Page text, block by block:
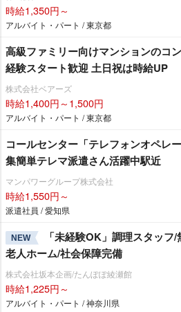
時給1,350円～
アルバイト・パート / 東京都
高級ファミリー向けマンションのコ
経験スタート歓迎 土日祝は時給UP
株式会社ベアーズ
時給1,400円～1,500円
アルバイト・パート / 東京都
コールセンター「テレフォンオペレ
集簡単テレマ派遣さん活躍中駅近
マンパワーグループ株式会社
時給1,550円～
派遣社員 / 愛知県
NEW
「未経験OK」調理スタッ
老人ホーム/社会保障完備
株式会社坂本企画/たんぽぽ綾瀬館
時給1,225円～
アルバイト・パート / 神奈川県